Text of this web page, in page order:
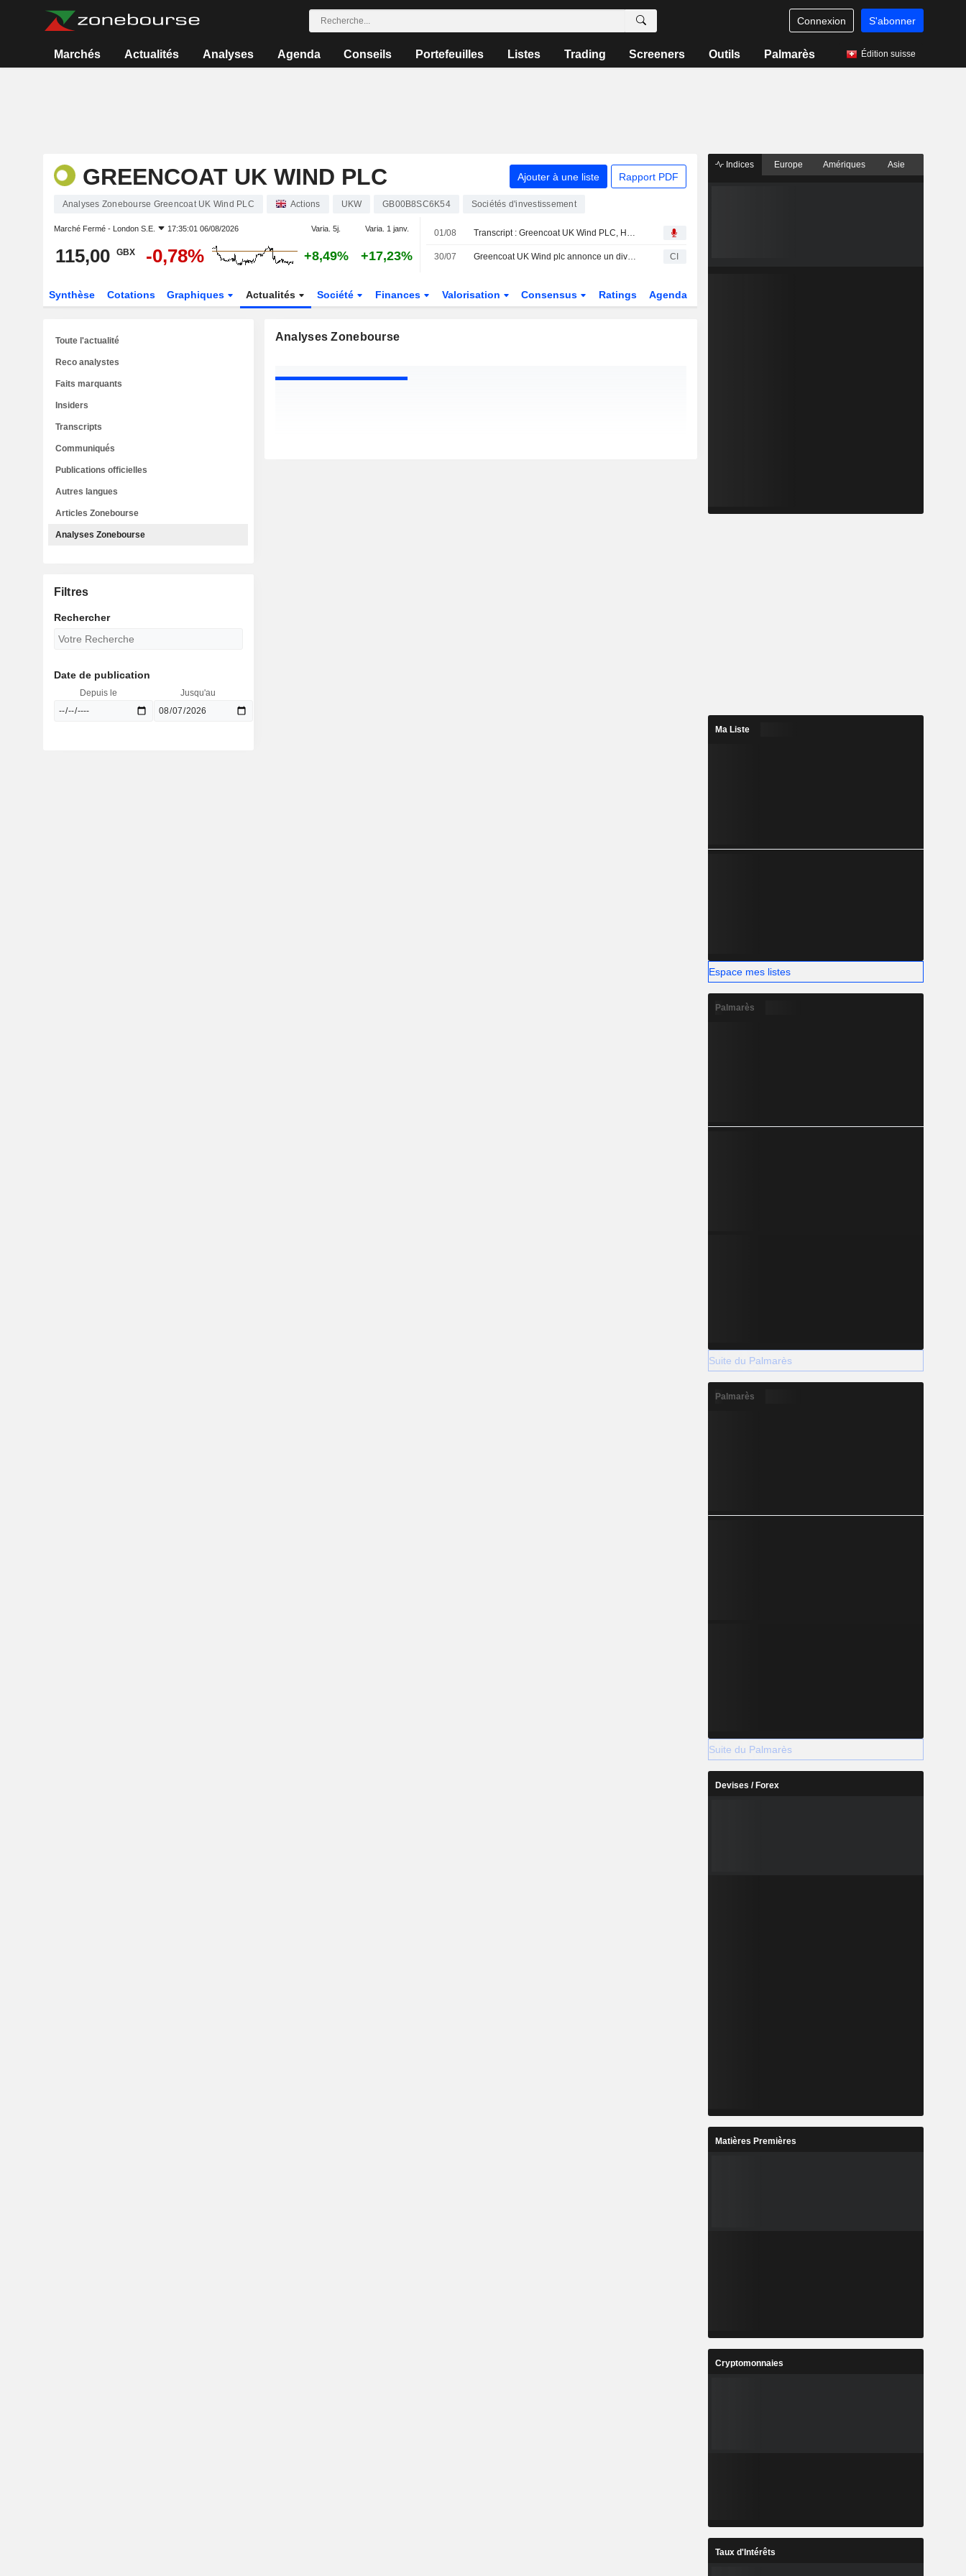
Connexion S'abonner
Marchés Actualités Analyses Agenda Conseils Portefeuilles Listes Trading Screeners Outils Palmarès Édition suisse
GREENCOAT UK WIND PLC Ajouter à une liste Rapport PDF
Analyses Zonebourse Greencoat UK Wind PLC Actions UKW GB00B8SC6K54 Sociétés d'investissement
Marché Fermé - London S.E. 17:35:01 06/08/2026 Varia. 5j. Varia. 1 janv.
115,00 GBX -0,78% +8,49% +17,23%
01/08 Transcript : Greencoat UK Wind PLC, H1 2026 Earnings Call, Jul 31, 2026
30/07 Greencoat UK Wind plc annonce un dividende trimestriel, payable le 28 août 2026 CI
Synthèse Cotations Graphiques Actualités Société Finances Valorisation Consensus Ratings Agenda
Analyses Zonebourse
Toute l'actualité
Reco analystes
Faits marquants
Insiders
Transcripts
Communiqués
Publications officielles
Autres langues
Articles Zonebourse
Analyses Zonebourse
Filtres
Rechercher
Date de publication
Depuis le Jusqu'au
Indices Europe Amériques Asie
Ma Liste
Espace mes listes
Palmarès
Suite du Palmarès
Palmarès
Suite du Palmarès
Devises / Forex
Matières Premières
Cryptomonnaies
Taux d'Intérêts